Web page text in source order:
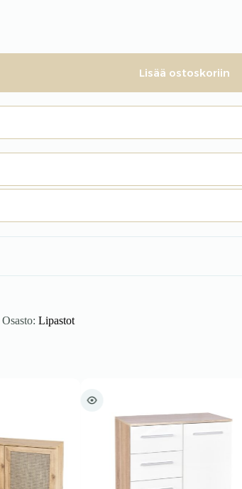
Lisää ostoskoriin
Osasto: Lipastot